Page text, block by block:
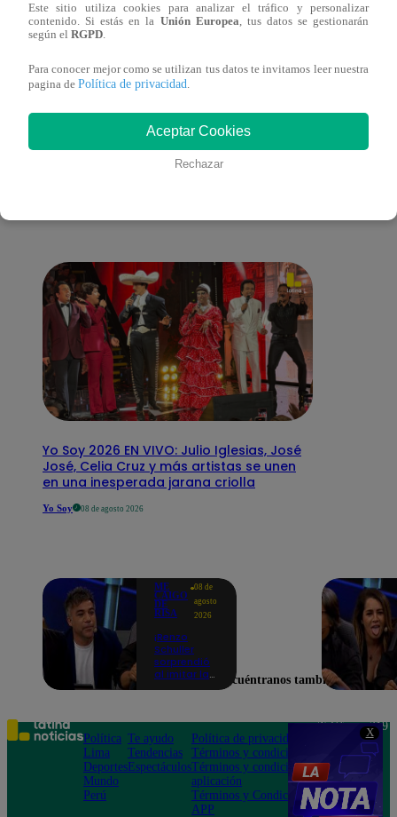
X
Asesinan a comerciante ferretero dentro de
galería en San Juan de Lurigancho
También te puede
interesar
Yo Soy 2026 EN VIVO: Julio Iglesias, José
José, Celia Cruz y más artistas se unen
en una inesperada jarana criolla
Yo Soy 08 de agosto 2026
ME
CAIGO
DE
RISA
08 de
agosto
2026
¡Renzo
Schuller
sorprendió
al imitar la
De Risa!
Este sitio utiliza cookies para analizar el tráfico y personalizar
contenido. Si estás en la Unión Europea , tus datos se gestionarán
según el RGPD
Para conocer mejor como se utilizan tus datos te invitamos leer nuestra
pagina de Política de privacidad
Aceptar Cookies
Rechazar
Encuéntranos también en
Política
Lima
Deportes
Mundo
Perú
Te ayudo
Tendencias
Espectáculos
Política de privacidad
Términos y condiciones
Términos y condiciones
aplicación
Términos y Condiciones
APP
Teléfono: 219
Av. San
Felipe 968
Jesús María